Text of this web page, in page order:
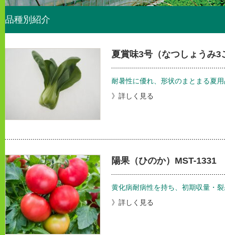
品種別紹介
夏賞味3号（なつしょうみ3
耐暑性に優れ、形状のまとまる夏
》詳しく見る
陽果（ひのか）MST-1331
黄化病耐病性を持ち、初期収量・
》詳しく見る